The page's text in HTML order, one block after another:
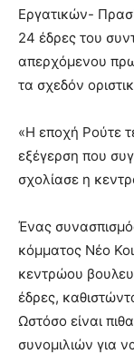
Εργατικών-
24 έδρες του
απερχόμενου
τα σχεδόν
«Η εποχή Ρούτε
εξέγερση που
σχολίασε η
Ένας
κόμματος Νέο
κεντρώου
έδρες,
Ωστόσο είναι
συνομιλιών για